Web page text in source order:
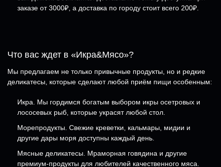
заказе от 3000₽, а доставка по городу стоит всего 200₽.
Что вас ждет в «Икра&Мясо»?
Мы предлагаем не только привычные продукты, но и редкие
деликатесы, которые сделают любой приём пищи особенным:
Икра. Мы гордимся богатым выбором икры осетровых и
лососевых рыб, которые украсят любой стол.
Морепродукты. Свежие креветки, кальмары, мидии и
другие дары моря доступны каждый день.
Мясные деликатесы. Мраморная говядина и другие
премиум-продукты для любителей качественного мяса.